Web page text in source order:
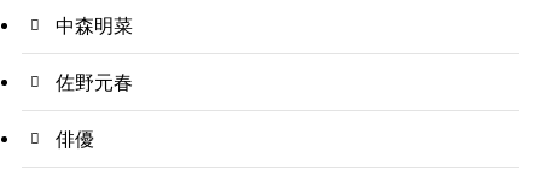
中森明菜
佐野元春
俳優